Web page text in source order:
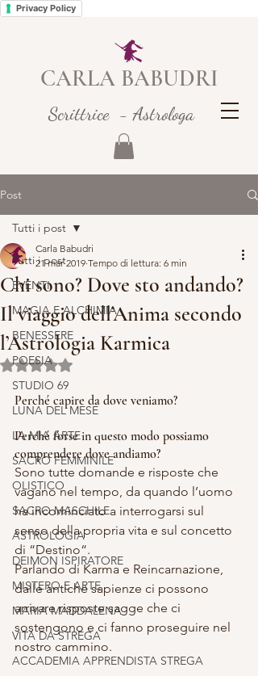
Privacy Policy
CARLA BABUDRI
Scrittrice - Astrologa
Post
Tutti i post
EVENTI
MAGIA E ALCHIMIA
BENESSERE
POESIA
STUDIO 69
LUNA DEL MESE
LA MIA ARTE
SACRO FEMMINILE
OLISTICO
SACRO MASCHILE
ASTROLOGIA
DEIMON ISPIRATORE
MISTERO E ARTE
MARIA MADDALENA
VITA DA STREGA
ACCADEMIA APPRENDISTA STREGA
Tutti i post
Chi sono? Dove sto andando?
Il viaggio dell’Anima secondo
l’Astrologia Karmica
Carla Babudri
21 mar 2019 Tempo di lettura: 6 min
Valutazione NaN stelle su 5.
Perché capire da dove veniamo?
Perché forse in questo modo possiamo
comprendere dove andiamo?
Sono tutte domande e risposte che
vagano nel tempo, da quando l’uomo
ha incominciato a interrogarsi sul
senso della propria vita e sul concetto
di “Destino“.
Parlando di Karma e Reincarnazione,
dalle antiche sapienze ci possono
arrivare risposte sagge che ci
sostengono e ci fanno proseguire nel
nostro cammino.